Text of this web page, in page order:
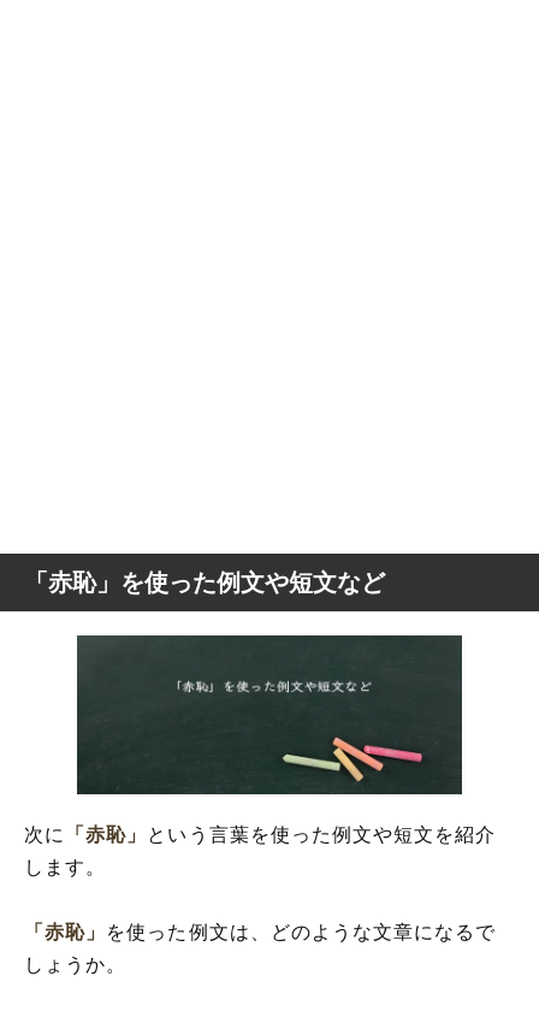
「赤恥」を使った例文や短文など
次に 「赤恥」 という言葉を使った例文や短文を紹介
します。
「赤恥」
を使った例文は、どのような文章になるで
しょうか。